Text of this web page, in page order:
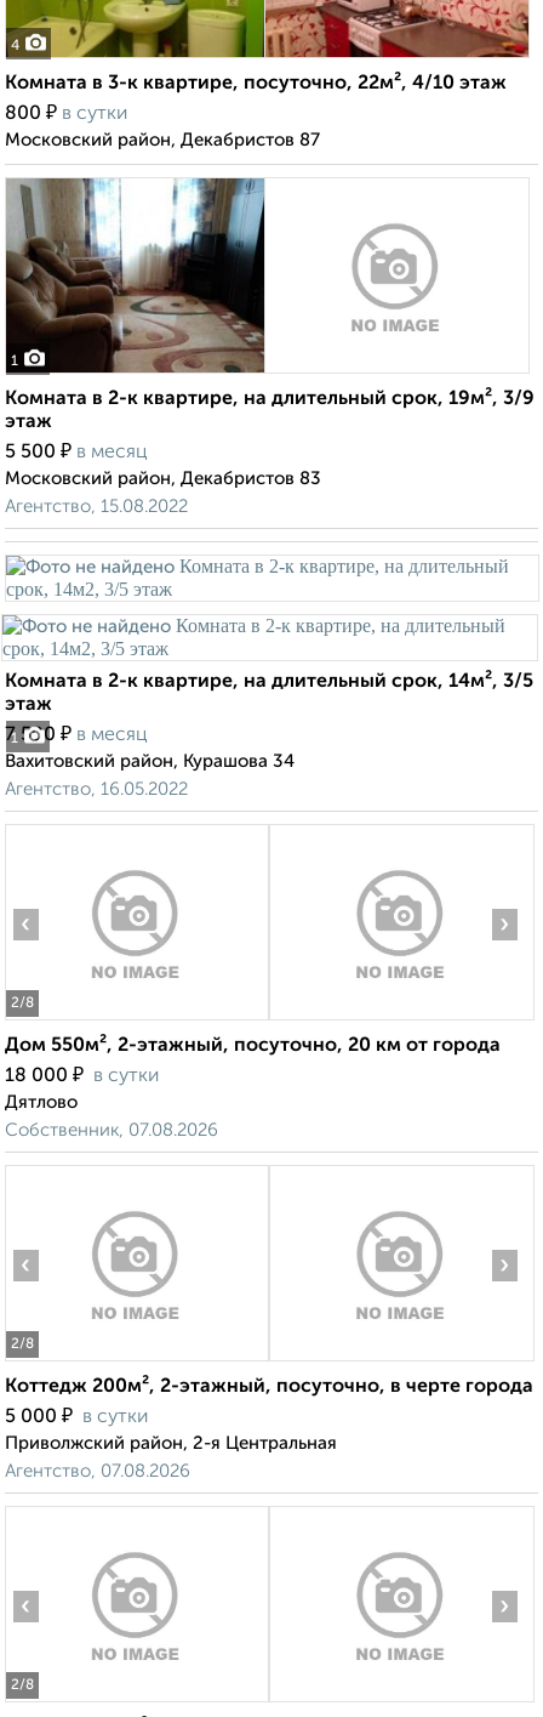
4
Комната в 3-к квартире, посуточно, 22м², 4/10 этаж
800 ₽ в сутки
Московский район, Декабристов 87
1
Комната в 2-к квартире, на длительный срок, 19м², 3/9
этаж
5 500 ₽ в месяц
Московский район, Декабристов 83
Агентство, 15.08.2022
1
Комната в 2-к квартире, на длительный срок, 14м², 3/5
этаж
7 500 ₽ в месяц
Вахитовский район, Курашова 34
Агентство, 16.05.2022
2/8
‹ ›
Дом 550м², 2-этажный, посуточно, 20 км от города
18 000 ₽ в сутки
Дятлово
Собственник, 07.08.2026
2/8
‹ ›
Коттедж 200м², 2-этажный, посуточно, в черте города
5 000 ₽ в сутки
Приволжский район, 2-я Центральная
Агентство, 07.08.2026
2/8
‹ ›